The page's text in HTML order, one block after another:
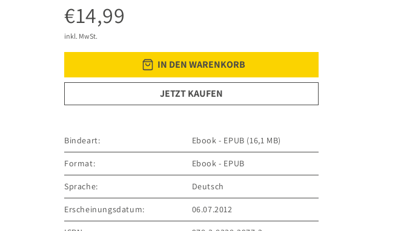
€14,99
inkl. MwSt.
IN DEN WARENKORB
JETZT KAUFEN
Bindeart: Ebook - EPUB (16,1 MB)
Format: Ebook - EPUB
Sprache: Deutsch
Erscheinungsdatum: 06.07.2012